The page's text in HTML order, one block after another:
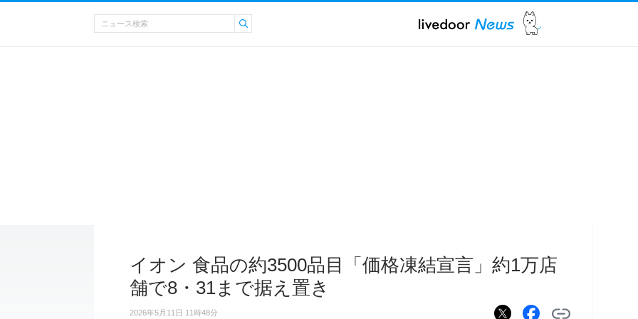
イオン 食品の約3500品目「価格凍結宣言」約1万店
舗で8・31まで据え置き
2026年5月11日 11時48分